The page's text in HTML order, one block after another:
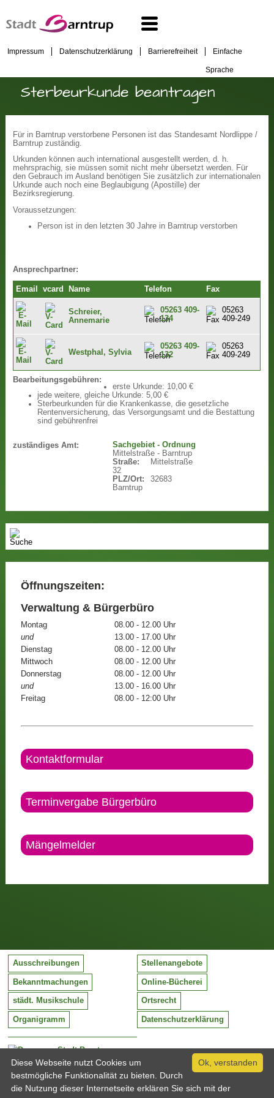
Impressum Datenschutzerklärung Barrierefreiheit Einfache
Sprache
Sterbeurkunde beantragen
Für in Barntrup verstorbene Personen ist das Standesamt Nordlippe /
Barntrup zuständig.
Urkunden können auch international ausgestellt werden, d. h.
mehrsprachig, sie müssen somit nicht mehr übersetzt werden. Für
den Gebrauch im Ausland benötigen Sie zusätzlich zur internationalen
Urkunde auch noch eine Beglaubigung (Apostille) der
Bezirksregierung.
Voraussetzungen:
Person ist in den letzten 30 Jahre in Barntrup verstorben
Ansprechpartner:
Email vcard Name Telefon Fax
Schreier,
Annemarie
05263 409-
134
05263
409-249
Westphal, Sylvia
05263 409-
132
05263
409-249
Bearbeitungsgebühren:
erste Urkunde: 10,00 €
jede weitere, gleiche Urkunde: 5,00 €
Sterbeurkunden für die Krankenkasse, die gesetzliche
Rentenversicherung, das Versorgungsamt und die Bestattung
sind gebührenfrei
zuständiges Amt:
Sachgebiet - Ordnung
Mittelstraße - Barntrup
Straße:
Mittelstraße
32
PLZ/Ort:
32683
Barntrup
Öffnungszeiten:
Verwaltung & Bürgerbüro
Montag
08.00 - 12.00 Uhr
und
13.00 - 17.00 Uhr
Dienstag
08.00 - 12.00 Uhr
Mittwoch
08.00 - 12.00 Uhr
Donnerstag
08.00 - 12.00 Uhr
und
13.00 - 16.00 Uhr
Freitag
08.00 - 12:00 Uhr
Kontaktformular
Terminvergabe Bürgerbüro
Mängelmelder
Stadt Barntrup
Mittelstraße 38
32683 Barntrup
Tel:
05263 / 409-0
Ausschreibungen Stellenangebote
Bekanntmachungen Online-Bücherei
städt. Musikschule Ortsrecht
Organigramm Datenschutzerklärung
Ok, verstanden
Diese Webseite nutzt Cookies um
bestmögliche Funktionalität zu bieten. Durch
die Nutzung dieser Internetseite erklären Sie sich mit der